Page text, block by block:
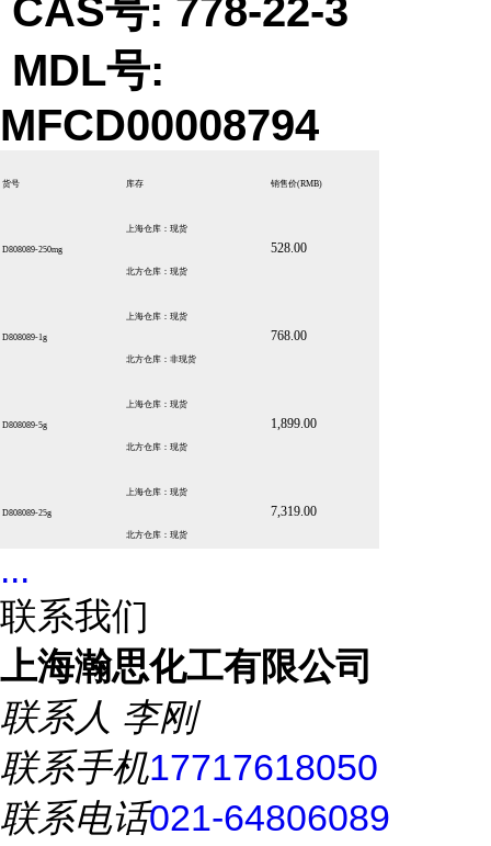
CAS号: 778-22-3
MDL号:
MFCD00008794
货号 库存 销售价(RMB)
D808089-250mg
上海仓库：现货
北方仓库：现货
528.00
D808089-1g
上海仓库：现货
北方仓库：非现货
768.00
D808089-5g
上海仓库：现货
北方仓库：现货
1,899.00
D808089-25g
上海仓库：现货
北方仓库：现货
7,319.00
...
联系我们
上海瀚思化工有限公司
联系人 李刚
联系手机17717618050
联系电话021-64806089